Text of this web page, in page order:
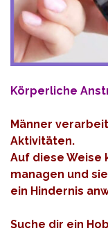
Körperliche
Männer
Aktivitäten.
Auf diese Weise
managen und
ein Hindernis
Suche dir ein